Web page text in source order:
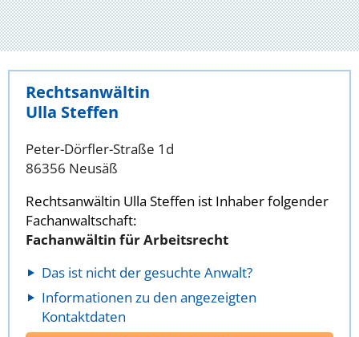
Rechtsanwältin
Ulla Steffen
Peter-Dörfler-Straße 1d
86356 Neusäß
Rechtsanwältin Ulla Steffen ist Inhaber folgender
Fachanwaltschaft:
Fachanwältin für Arbeitsrecht
Das ist nicht der gesuchte Anwalt?
Informationen zu den angezeigten
Kontaktdaten